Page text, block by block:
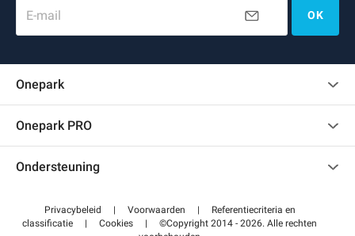
E-mail OK
Onepark
Onepark PRO
Word partner van Onepark
Ondersteuning
Helpcentrum
Privacybeleid | Voorwaarden |
Referentiecriteria en
classificatie
| Cookies |
©Copyright 2014 - 2026. Alle rechten